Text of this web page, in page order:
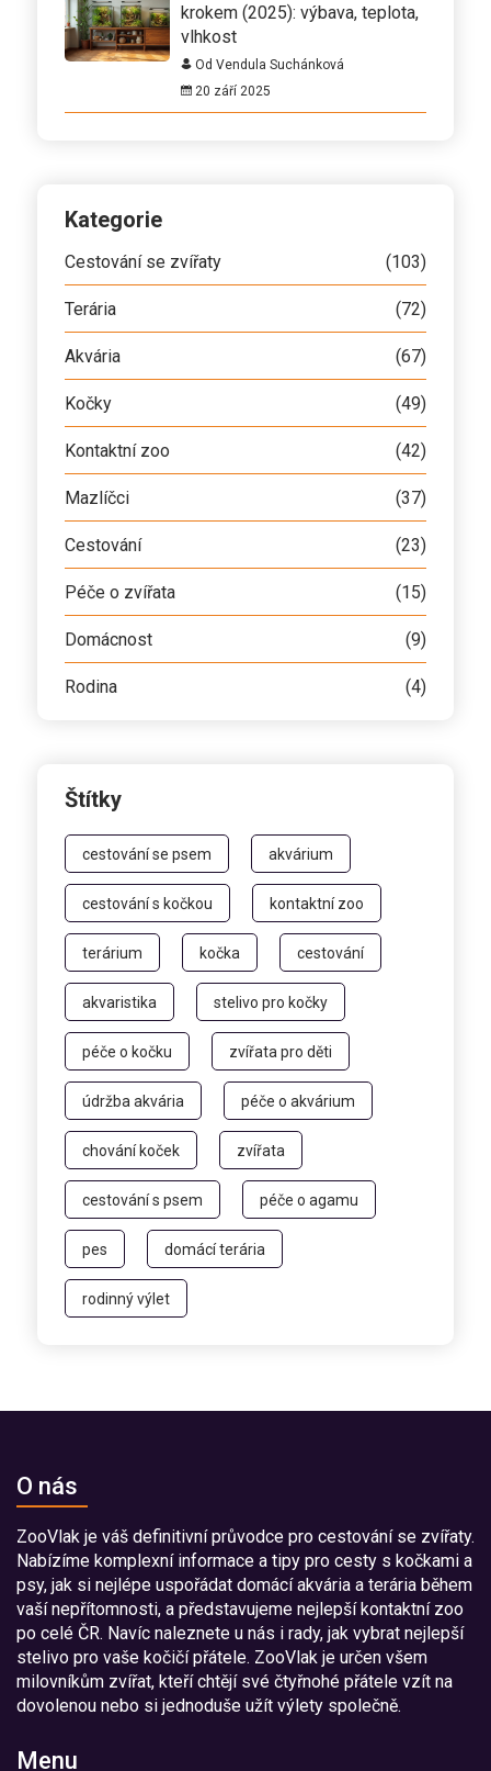
krokem (2025): výbava, teplota,
vlhkost
Od Vendula Suchánková
20 září 2025
Kategorie
Cestování se zvířaty (103)
Terária (72)
Akvária (67)
Kočky (49)
Kontaktní zoo (42)
Mazlíčci (37)
Cestování (23)
Péče o zvířata (15)
Domácnost (9)
Rodina (4)
Štítky
cestování se psem akvárium
cestování s kočkou kontaktní zoo
terárium kočka cestování
akvaristika stelivo pro kočky
péče o kočku zvířata pro děti
údržba akvária péče o akvárium
chování koček zvířata
cestování s psem péče o agamu
pes domácí terária
rodinný výlet
O nás
ZooVlak je váš definitivní průvodce pro cestování se zvířaty.
Nabízíme komplexní informace a tipy pro cesty s kočkami a
psy, jak si nejlépe uspořádat domácí akvária a terária během
vaší nepřítomnosti, a představujeme nejlepší kontaktní zoo
po celé ČR. Navíc naleznete u nás i rady, jak vybrat nejlepší
stelivo pro vaše kočičí přátele. ZooVlak je určen všem
milovníkům zvířat, kteří chtějí své čtyřnohé přátele vzít na
dovolenou nebo si jednoduše užít výlety společně.
Menu